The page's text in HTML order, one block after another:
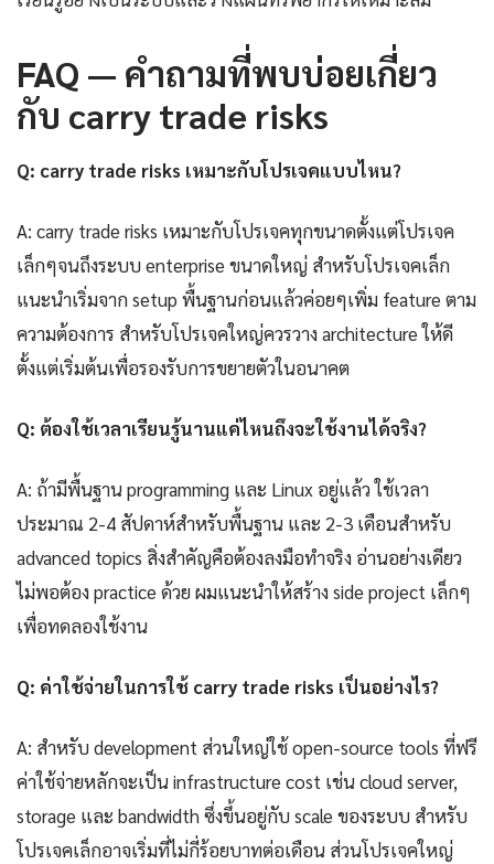
FAQ — คำถามที่พบบ่อยเกี่ยว
กับ carry trade risks
Q: carry trade risks เหมาะกับโปรเจคแบบไหน?
A: carry trade risks เหมาะกับโปรเจคทุกขนาดตั้งแต่โปรเจค
เล็กๆจนถึงระบบ enterprise ขนาดใหญ่ สำหรับโปรเจคเล็ก
แนะนำเริ่มจาก setup พื้นฐานก่อนแล้วค่อยๆเพิ่ม feature ตาม
ความต้องการ สำหรับโปรเจคใหญ่ควรวาง architecture ให้ดี
ตั้งแต่เริ่มต้นเพื่อรองรับการขยายตัวในอนาคต
Q: ต้องใช้เวลาเรียนรู้นานแค่ไหนถึงจะใช้งานได้จริง?
A: ถ้ามีพื้นฐาน programming และ Linux อยู่แล้ว ใช้เวลา
ประมาณ 2-4 สัปดาห์สำหรับพื้นฐาน และ 2-3 เดือนสำหรับ
advanced topics สิ่งสำคัญคือต้องลงมือทำจริง อ่านอย่างเดียว
ไม่พอต้อง practice ด้วย ผมแนะนำให้สร้าง side project เล็กๆ
เพื่อทดลองใช้งาน
Q: ค่าใช้จ่ายในการใช้ carry trade risks เป็นอย่างไร?
A: สำหรับ development ส่วนใหญ่ใช้ open-source tools ที่ฟรี
ค่าใช้จ่ายหลักจะเป็น infrastructure cost เช่น cloud server,
storage และ bandwidth ซึ่งขึ้นอยู่กับ scale ของระบบ สำหรับ
โปรเจคเล็กอาจเริ่มที่ไม่กี่ร้อยบาทต่อเดือน ส่วนโปรเจคใหญ่